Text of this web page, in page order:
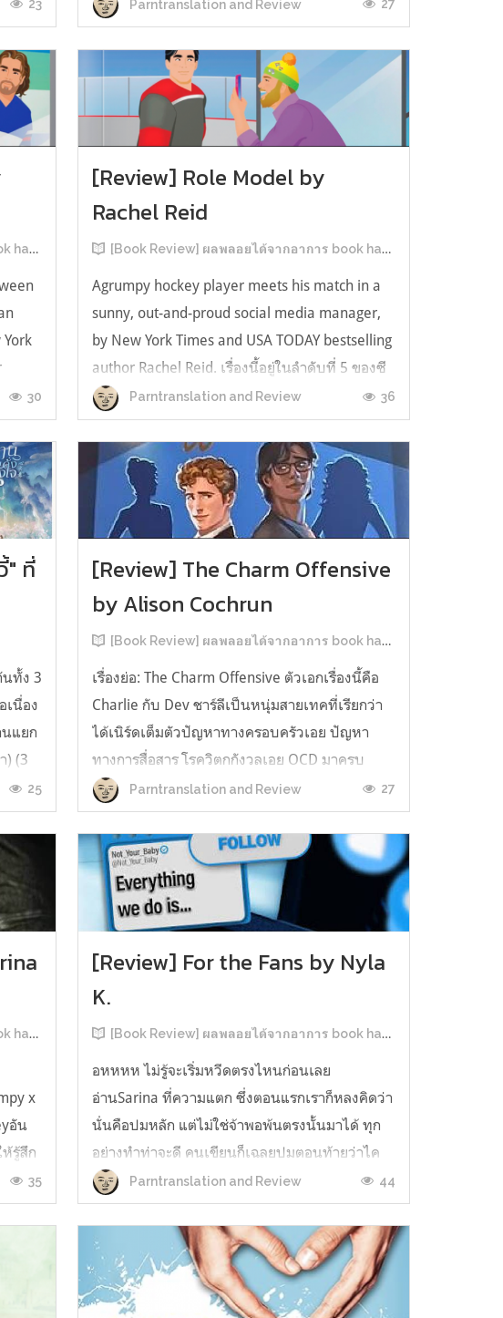
ด
23
แบบฟีลกู้ดติดๆ กันแล้ว เลยอยากได้ความแสบ
ทรวงในชีวิตบ้าง (หาเรื่อง!) เล่มนี้คู่หูเอ...
Parntranslation and Review 27
น
30
[Review] Role Model by
Rachel Reid
[Book Review] ผลพลอยได้จากอาการ book hangover หลังอ่านสารพัน MM Romance
Agrumpy hockey player meets his match in a
sunny, out-and-proud social media manager,
by New York Times and USA TODAY bestselling
author Rachel Reid. เรื่องนี้อยู่ในลำดับที่ 5 ของซี
รีส์ Game Changer แต่เป็นเรื่องที่ 3 ที่เราหยิบมา
อ่าน เพราะเห็นว่าเป็นเรื่องในไทม์ไลน์เดียวกันกับ
TheLong Game ประกอบกั...
Parntranslation and Review 36
" ที่
นทั้ง 3
เนื่อง
แยก
) (3
กับ
กล
25
[Review] The Charm Offensive
by Alison Cochrun
[Book Review] ผลพลอยได้จากอาการ book hangover หลังอ่านสารพัน MM Romance
เรื่องย่อ: The Charm Offensive ตัวเอกเรื่องนี้คือ
Charlie กับ Dev ชาร์ลีเป็นหนุ่มสายเทคที่เรียกว่า
ได้เนิร์ดเต็มตัวปัญหาทางครอบครัวเอย ปัญหา
ทางการสื่อสาร โรควิตกกังวลเอย OCD มาครบ
เรียกได้ว่าครบองค์ประกอบความโอตะ เขาทั้งไม่
เชื่อในรักแท้ ไม่เคยมีความสัมพันธ์ในเชิงโรแมนติก
กับใคร หรืออาจเรียกว่าไม่เคยรู...
Parntranslation and Review 27
x
อัน
รู้สึก
าก
ที่
35
[Review] For the Fans by Nyla
K.
[Book Review] ผลพลอยได้จากอาการ book hangover หลังอ่านสารพัน MM Romance
อหหหห ไม่รู้จะเริ่มหวีดตรงไหนก่อนเลย
อ่านSarina ที่ความแตก ซึ่งตอนแรกเราก็หลงคิดว่า
นั่นคือปมหลัก แต่ไม่ใช่จ้าพอพ้นตรงนั้นมาได้ ทุก
อย่างทำท่าจะดี คนเขียนก็เฉลยปมตอนท้ายว่าไค
รันเคยเจออะไรมาในอดีตเท่านั้นแหละ คดีพลิกใน
ทันใด!!! ตรงนี้เป็นNarrative Escalation ที่ชอบ
มาก ทำให้รู้สึกเหมือนคนเขียนวางแผนไว้ตั...
Parntranslation and Review 44